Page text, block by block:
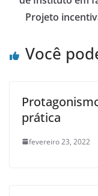
Projeto
Você
prática
fevereiro 23, 2022